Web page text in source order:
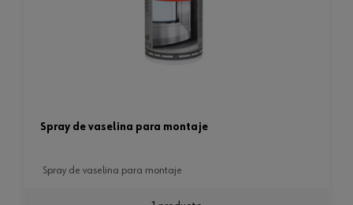
spray de vaselina para montaje
spray de vaselina para montaje